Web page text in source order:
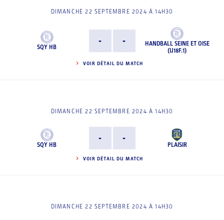
DIMANCHE 22 SEPTEMBRE 2024 À 14H30
SQY HB
- -
HANDBALL SEINE ET OISE
(U18F.1)
VOIR DÉTAIL DU MATCH
DIMANCHE 22 SEPTEMBRE 2024 À 14H30
SQY HB
- -
PLAISIR
VOIR DÉTAIL DU MATCH
DIMANCHE 22 SEPTEMBRE 2024 À 14H30